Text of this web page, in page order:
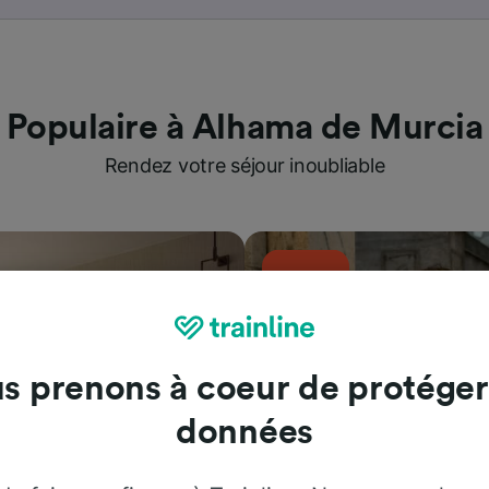
Populaire à Alhama de Murcia
Rendez votre séjour inoubliable
prenons à coeur de
données